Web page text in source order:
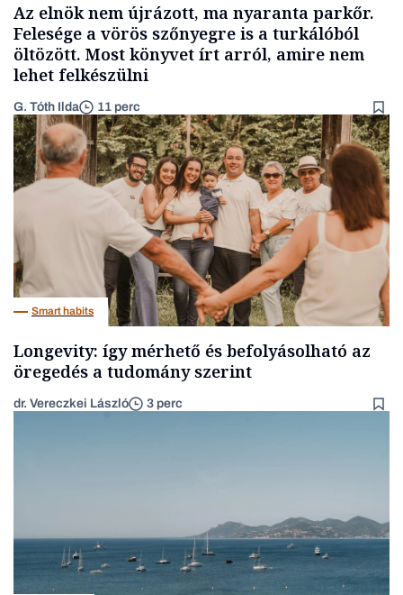
Az elnök nem újrázott, ma nyaranta parkőr.
Felesége a vörös szőnyegre is a turkálóból
öltözött. Most könyvet írt arról, amire nem
lehet felkészülni
G. Tóth Ilda 11 perc
Smart habits
Longevity: így mérhető és befolyásolható az
öregedés a tudomány szerint
dr. Vereczkei László 3 perc